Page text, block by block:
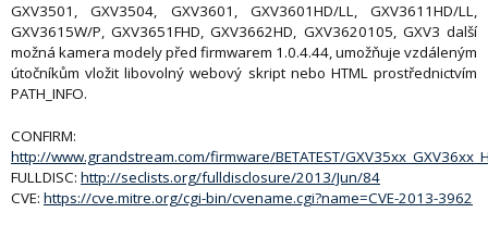
GXV3501, GXV3504, GXV3601, GXV3601HD/LL, GXV3611HD/LL,
GXV3615W/P, GXV3651FHD, GXV3662HD, GXV3620105, GXV3 další
možná kamera modely před firmwarem 1.0.4.44, umožňuje vzdáleným
útočníkům vložit libovolný webový skript nebo HTML prostřednictvím
PATH_INFO.
CONFIRM:
http://www.grandstream.com/firmware/BETATEST/
FULLDISC: http://seclists.org/fulldisclosure/2013/Jun/84
CVE: https://cve.mitre.org/cgi-bin/cvename.cgi?name=CVE-2013-3962